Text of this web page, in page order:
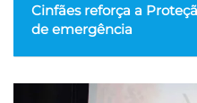
Cinfães reforça a
de emergência